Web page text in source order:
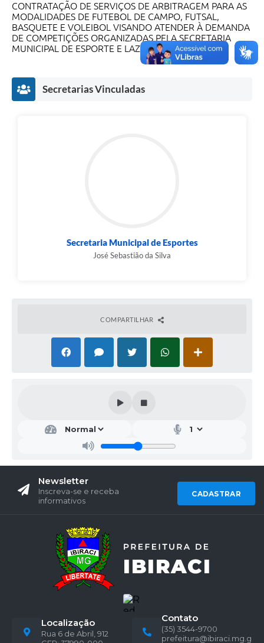
CONTRATAÇÃO DE SERVIÇOS DE ARBITRAGEM PARA AS
MODALIDADES DE FUTEBOL DE CAMPO, FUTSAL,
BASQUETE E VOLEIBOL VISANDO ATENDER À DEMANDA
DE COMPETIÇÕES ORGANIZADAS PELA SECRETARIA
MUNICIPAL DE ESPORTE E LAZER .
Secretarias Vinculadas
Secretaria Municipal de Esportes
José Sebastião da Silva
COMPARTILHAR
Newsletter
Inscreva-se e receba
informativos
CADASTRAR
Localização
Rua 6 de Abril, 912
Contato
(35) 3544-9700
prefeitura@ibiraci.mg.g